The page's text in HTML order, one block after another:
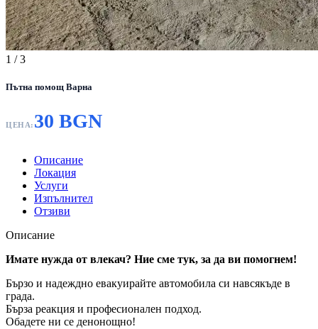
1 / 3
Пътна помощ Варна
ЦЕНА: 30 BGN
Описание
Локация
Услуги
Изпълнител
Отзиви
Описание
Имате нужда от влекач? Ние сме тук, за да ви помогнем!
Бързо и надеждно евакуирайте автомобила си навсякъде в
града.
Бърза реакция и професионален подход.
Обадете ни се денонощно!